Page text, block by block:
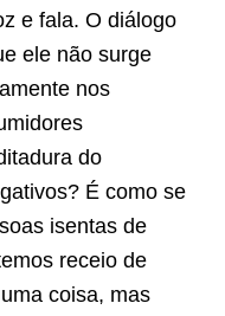
e fala. O diálogo
ele não surge
nos
do
É como se
isentas de
receio de
coisa, mas